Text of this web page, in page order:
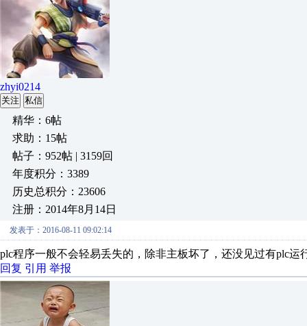
zhyi0214
关注 私信
精华：6帖
求助：15帖
帖子：952帖 | 3159回
年度积分：3389
历史总积分：23606
注册：2014年8月14日
发表于：2016-08-11 09:02:14
plc程序一般不会轻易丢失的，除非主板坏了，还没见过有plc
回复 引用 举报